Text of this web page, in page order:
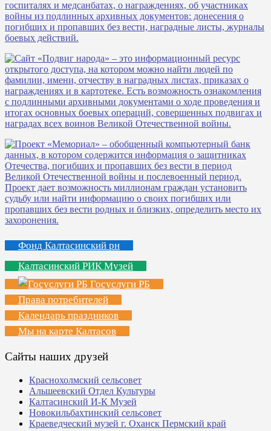
Фонд Калтасинский рн
Калтасинский РИК Музей
Госуслуги РБ
Права потребителей
Календарь праздников
Мы на карте Калтасов
Сайты наших друзей
Краснохолмский сельсовет
Альшеевский Отдел Культуры
Калтасинский И-К Музей
Новокильбахтинский сельсовет
Краеведческий музей г. Оханск Пермский край